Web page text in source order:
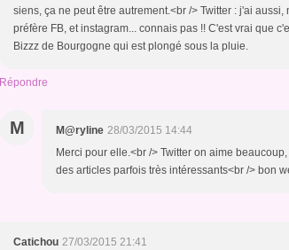
siens, ça ne peut être autrement.<br /> Twitter : j'ai
préfère FB, et instagram... connais pas !! C'est vrai que
Bizzz de Bourgogne qui est plongé sous la pluie.
Répondre
M M@ryline 28/03/2015 14:44
Merci pour elle.<br /> Twitter on aime
des articles parfois très intéressants<br /> bon
Catichou 27/03/2015 21:41